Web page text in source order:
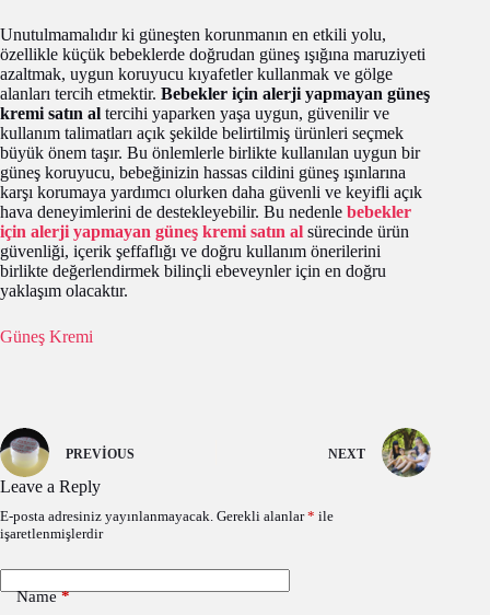
Unutulmamalıdır ki güneşten korunmanın en etkili yolu,
özellikle küçük bebeklerde doğrudan güneş ışığına maruziyeti
azaltmak, uygun koruyucu kıyafetler kullanmak ve gölge
alanları tercih etmektir. Bebekler için alerji yapmayan güneş
kremi satın al tercihi yaparken yaşa uygun, güvenilir ve
kullanım talimatları açık şekilde belirtilmiş ürünleri seçmek
büyük önem taşır. Bu önlemlerle birlikte kullanılan uygun bir
güneş koruyucu, bebeğinizin hassas cildini güneş ışınlarına
karşı korumaya yardımcı olurken daha güvenli ve keyifli açık
hava deneyimlerini de destekleyebilir. Bu nedenle bebekler
için alerji yapmayan güneş kremi satın al sürecinde ürün
güvenliği, içerik şeffaflığı ve doğru kullanım önerilerini
birlikte değerlendirmek bilinçli ebeveynler için en doğru
yaklaşım olacaktır.
Güneş Kremi
PREVIOUS NEXT
Leave a Reply
E-posta adresiniz yayınlanmayacak. Gerekli alanlar* ile
işaretlenmişlerdir
Name*